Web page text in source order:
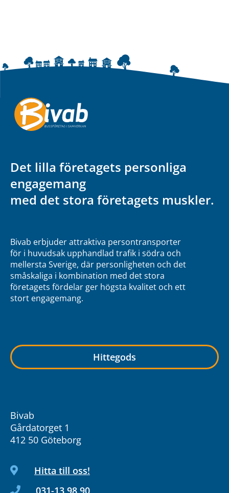
Det lilla företagets personliga
engagemang
med det stora företagets muskler.
Bivab erbjuder attraktiva persontransporter
för i huvudsak upphandlad trafik i södra och
mellersta Sverige, där personligheten och det
småskaliga i kombination med det stora
företagets fördelar ger högsta kvalitet och ett
stort engagemang.
Hittegods
Bivab
Gårdatorget 1
412 50 Göteborg
Hitta till oss!
031-13 98 90